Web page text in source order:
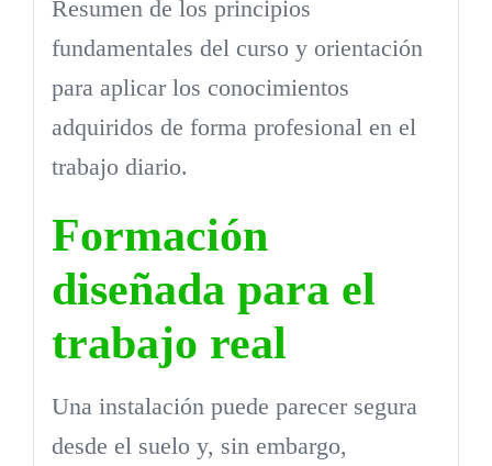
Resumen de los principios
fundamentales del curso y orientación
para aplicar los conocimientos
adquiridos de forma profesional en el
trabajo diario.
Formación
diseñada para el
trabajo real
Una instalación puede parecer segura
desde el suelo y, sin embargo,